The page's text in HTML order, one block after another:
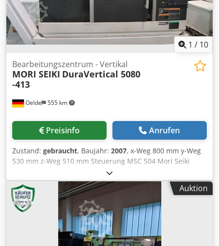
1 / 10
Oelde 555 km
Bearbeitungszentrum - Vertikal
MORI SEIKI DuraVertical 5080
-413
Preisinfo Anrufen
Zustand: gebraucht, Baujahr: 2007, x-Weg 800 mm y-Weg
530 mm z-Weg 510 mm Steuerung MSC 504 Mori Seiki
Drehzahl max. 10.000 min/-1 Antriebsleistung -
Hauptspindel 15 / 11 kW Werkzeugaufnahme SK 40
Spindellagerdurchmesser 70 mm Abstand Spindel / Tisch
150 - 660 mm Crodpfx Agjx R Emqofjf Tischaufspannfläche
1.100 x 600 mm max. Tischbelastung 800 kg T-Nuten 6x 18
mm Tischhöhe über Flur 900 mm Anzahl der
Werkzeugplätze 30 pos. Werkzeugaufnahme SK 40 max.
Werkzeugdurchmesser 80 mm max. Werkzeugdurch. bei
Auktion